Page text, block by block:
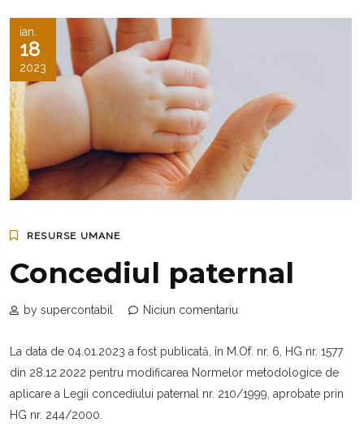
ian.
18
2023
RESURSE UMANE
Concediul paternal
by supercontabil Niciun comentariu
La data de 04.01.2023 a fost publicată, în M.Of. nr. 6, HG nr. 1577
din 28.12.2022 pentru modificarea Normelor metodologice de
aplicare a Legii concediului paternal nr. 210/1999, aprobate prin
HG nr. 244/2000.